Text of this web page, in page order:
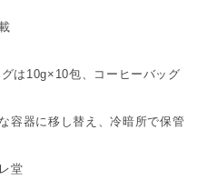
は10g×10包、コーヒーバッグ
容器に移し替え、冷暗所で保管
堂